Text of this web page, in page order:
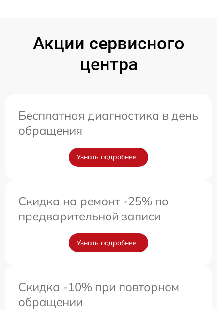
Акции сервисного
центра
Бесплатная диагностика в день
обращения
Узнать подробнее
Скидка на ремонт -25% по
предварительной записи
Узнать подробнее
Скидка -10% при повторном
обращении